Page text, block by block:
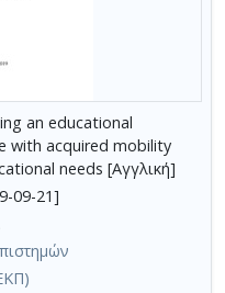
an educational
with acquired mobility
needs [Αγγλική]
09-21]